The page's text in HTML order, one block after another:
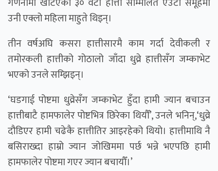
उनी एक्लो महिला माहुते थिइन्।
तीन वर्षअघि कसरा हात्तीसारमै काम गर्दा देवीकली र
तमोरकली हात्तीको गोठालो जाँदा धुव्रे हात्तीसँग जम्काभेट
भएको उनले सम्झिइन्।
‘घडगाई पोष्टमा धुव्रेसँग जम्काभेट हुँदा हामी ज्यान बचाउन
हात्तीबाटै हामफालेर पोष्टभित्र छिरेका थियौँ’, उनले भनिन्,‘धुव्रे
दौडिएर हामी चढेकै हात्तीतिर आइरहेको थियो। हात्तीमाथि नै
बसिराख्दा हाम्रो ज्यान जोखिममा पर्छ भन्ने भएपछि हामी
हामफालेर पोष्टमा गएर ज्यान बचायौँ।’